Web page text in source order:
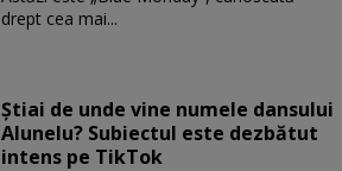
drept cea mai...
Știai de unde vine numele dansului
Alunelu? Subiectul este dezbătut
intens pe TikTok